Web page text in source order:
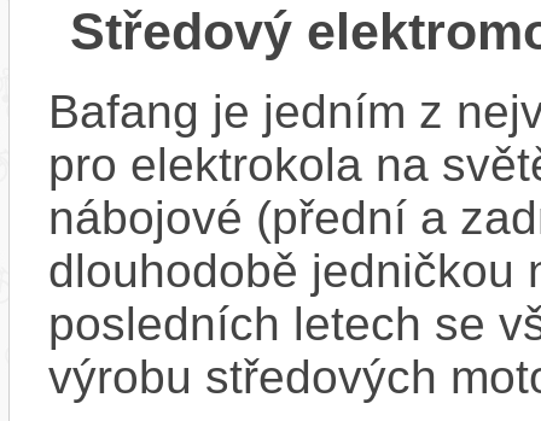
Středový
Bafang je jedním z
pro elektrokola na
nábojové (přední a
dlouhodobě jedničkou
posledních letech se
výrobu středových